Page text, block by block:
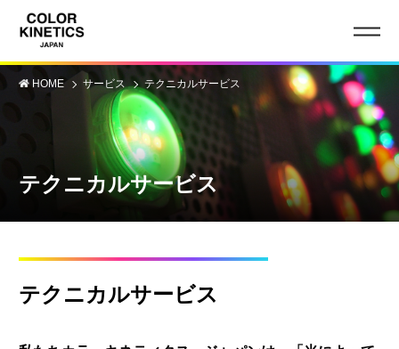
HOME サービス テクニカルサービス
テクニカルサービス
テクニカルサービス